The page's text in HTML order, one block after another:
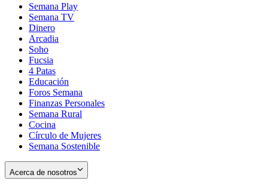
Semana Play
Semana TV
Dinero
Arcadia
Soho
in
new
window
Fucsia
in
new
window
4 Patas
Educación
Foros Semana
Finanzas Personales
Semana Rural
Cocina
Círculo de Mujeres
Semana Sostenible
Acerca de nosotros